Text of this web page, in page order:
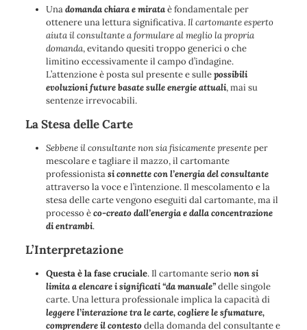
Unadomanda chiara e mirataè fondamentale per
ottenere una lettura significativa.Il cartomante esperto
aiuta il consultante a formulare al meglio la propria
domanda, evitando quesiti troppo generici o che
limitino eccessivamente il campo d’indagine.
L’attenzione è posta sul presente e sullepossibili
evoluzioni future basate sulle energie attuali, mai su
sentenze irrevocabili.
La Stesa delle Carte
Sebbene il consultante non sia fisicamente presenteper
mescolare e tagliare il mazzo, il cartomante
professionistasi connette con l’energia del consultante
attraverso la voce e l’intenzione. Il mescolamento e la
stesa delle carte vengono eseguiti dal cartomante, ma il
processo èco-creato dall’energia e dalla concentrazione
di entrambi.
L’Interpretazione
Questa è la fase cruciale. Il cartomante serio non si
limita a elencare i significati “da manuale”delle singole
carte. Una lettura professionale implica la capacità di
leggere l’interazione tra le carte, cogliere le sfumature,
comprendere il contestodella domanda del consultante e